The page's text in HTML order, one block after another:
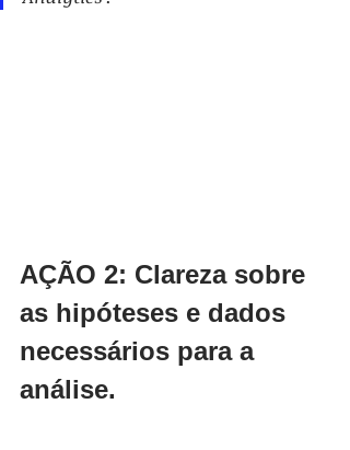
AÇÃO 2: Clareza sobre
as hipóteses e dados
necessários para a
análise.